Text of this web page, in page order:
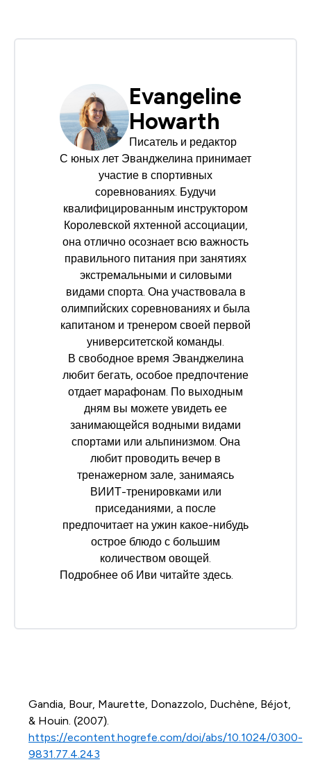
Evangeline
Howarth
Писатель и редактор
С юных лет Эванджелина принимает
участие в спортивных
соревнованиях. Будучи
квалифицированным инструктором
Королевской яхтенной ассоциации
она отлично осознает всю важность
правильного питания при занятиях
экстремальными и силовыми
видами спорта. Она участвовала в
олимпийских соревнованиях и была
капитаном и тренером своей первой
университетской команды.
В свободное время Эванджелина
любит бегать, особое предпочтение
отдает марафонам. По выходным
дням вы можете увидеть ее
занимающейся водными видами
спортами или альпинизмом. Она
любит проводить вечер в
тренажерном зале, занимаясь
ВИИТ-тренировками или
приседаниями, а после
предпочитает на ужин какое-нибудь
острое блюдо с большим
количеством овощей.
Подробнее об Иви читайте здесь
Gandia, Bour, Maurette, Donazzolo, Duchène, Béjot,
& Houin. (2007).
https://econtent.hogrefe.com/doi/abs/10.1024/0300-
9831.77.4.243